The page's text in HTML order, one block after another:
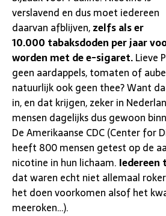
verslavend en dus moet iedereen
daarvan afblijven,zelfs als er
10.000 tabaksdoden per jaar
worden met de e-sigaret.Lieve
geen aardappels, tomaten of
natuurlijk ook geen thee? Want
in, en dat krijgen, zeker in
mensen dagelijks dus gewoon
De Amerikaanse CDC (Center for
heeft 800 mensen getest op de
nicotine in hun lichaam.
dat waren echt niet allemaal
het doen voorkomen alsof het
meeroken…).